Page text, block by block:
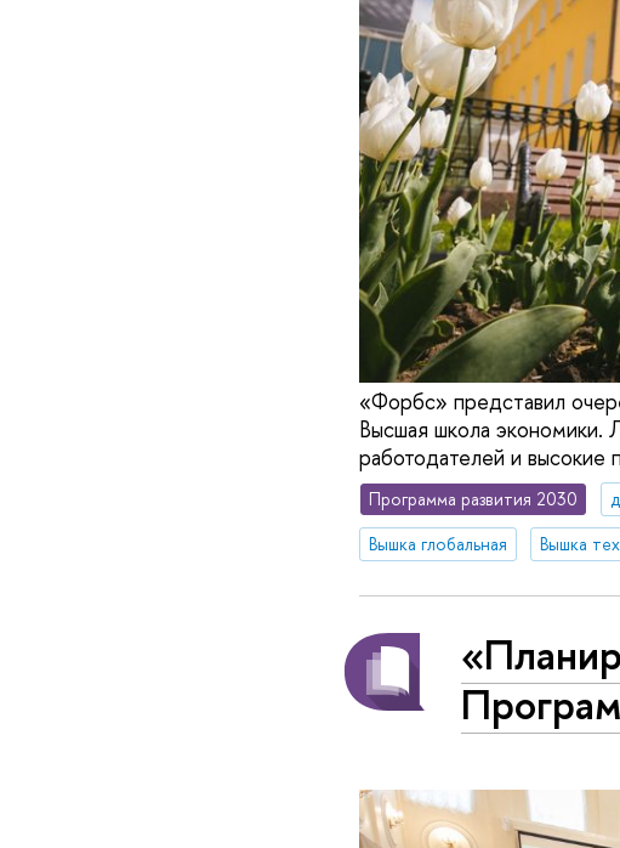
«Форбс» представил
Высшая школа
работодателей и высокие
Программа развития 2030
Вышка глобальная
Вышка